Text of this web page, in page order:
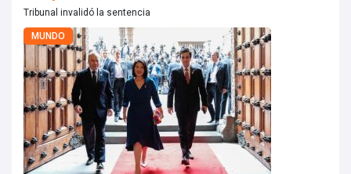
Tribunal invalidó la sentencia
MUNDO